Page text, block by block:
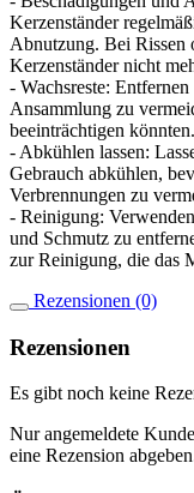
Kerzenständer
Abnutzung. Bei Rissen
Kerzenständer nicht
- Wachsreste:
Ansammlung zu
beeinträchtigen könnten.
- Abkühlen lassen:
Gebrauch abkühlen,
Verbrennungen zu
- Reinigung:
und Schmutz zu
zur Reinigung, die das
Rezensionen (0)
Rezensionen
Es gibt noch keine
Nur angemeldete
eine Rezension